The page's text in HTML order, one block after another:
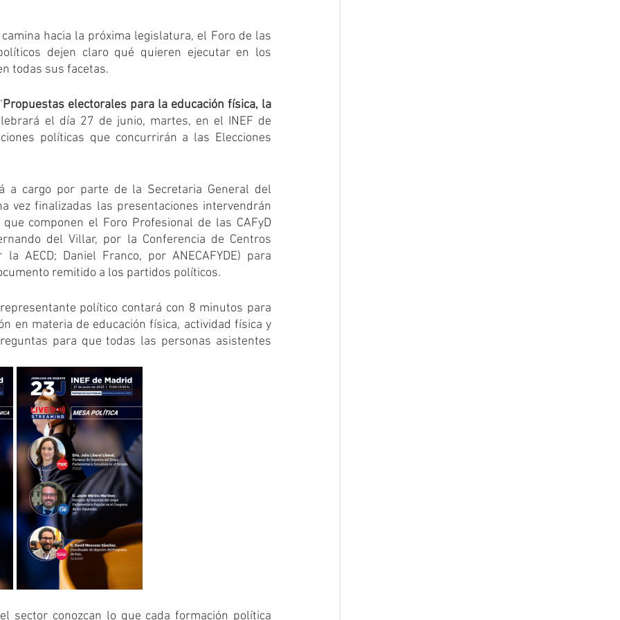
hacia la próxima legislatura, el Foro de las
dejen claro qué quieren ejecutar en los
todas sus facetas.
Propuestas electorales para la educación física, la
el día 27 de junio, martes, en el INEF de
políticas que concurrirán a las Elecciones
a cargo por parte de la Secretaria General del
vez finalizadas las presentaciones intervendrán
componen el Foro Profesional de las CAFyD
del Villar, por la Conferencia de Centros
AECD; Daniel Franco, por ANECAFYDE) para
remitido a los partidos políticos.
político contará con 8 minutos para
en materia de educación física, actividad física y
para que todas las personas asistentes
sector conozcan lo que cada formación política